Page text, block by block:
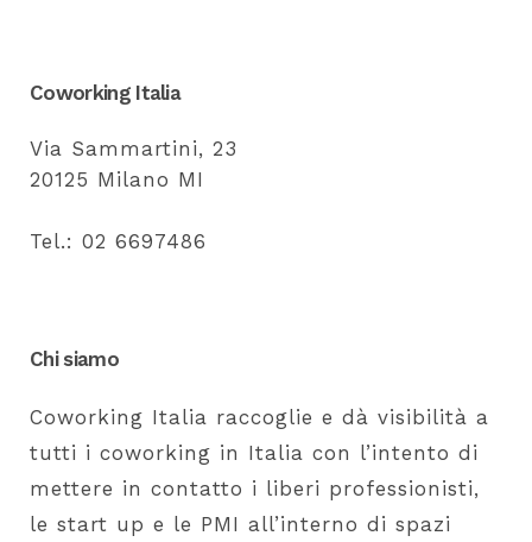
Coworking Italia
Via Sammartini, 23
20125 Milano MI
Tel.: 02 6697486
Chi siamo
Coworking Italia raccoglie e dà visibilità a
tutti i coworking in Italia con l’intento di
mettere in contatto i liberi professionisti,
le start up e le PMI all’interno di spazi